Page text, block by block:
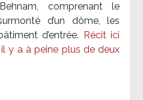
comprenant le
d’un dôme, les
d’entrée.
Récit ici
y a à peine plus de deux